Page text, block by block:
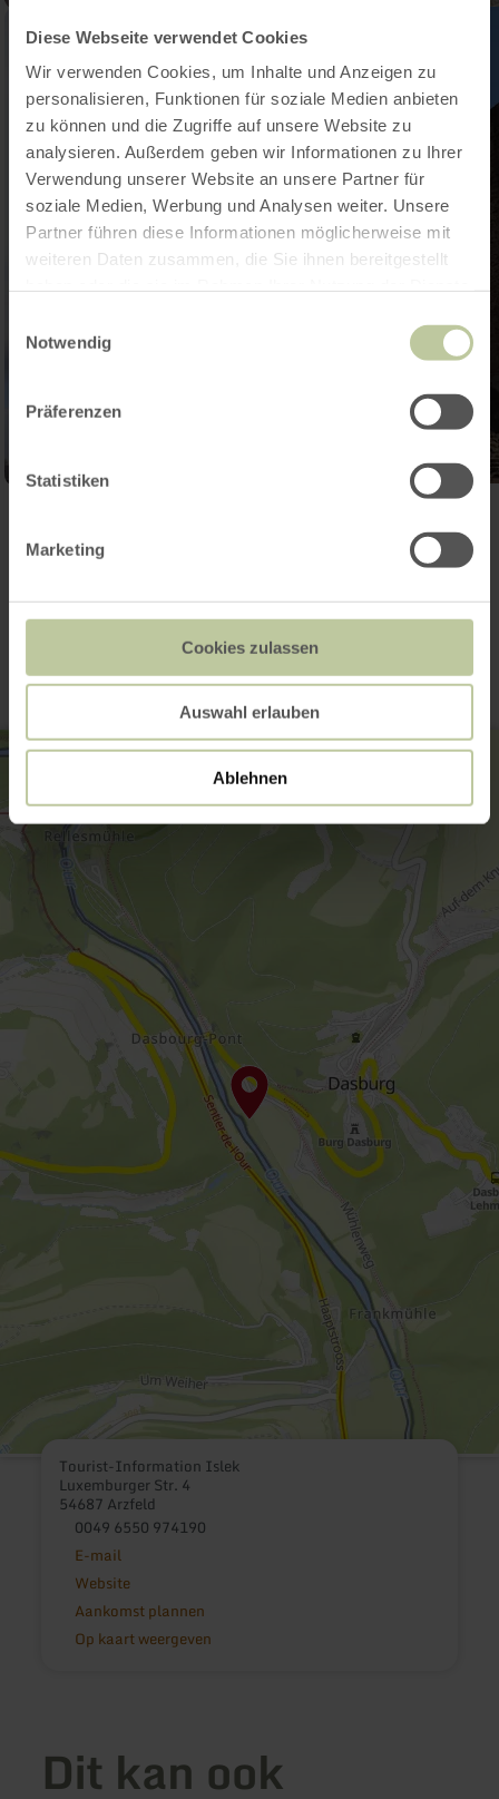
Diese Webseite verwendet Cookies
Wir verwenden Cookies, um Inhalte und Anzeigen zu
personalisieren, Funktionen für soziale Medien anbieten
zu können und die Zugriffe auf unsere Website zu
analysieren. Außerdem geben wir Informationen zu Ihrer
Verwendung unserer Website an unsere Partner für
soziale Medien, Werbung und Analysen weiter. Unsere
Partner führen diese Informationen möglicherweise mit
weiteren Daten zusammen, die Sie ihnen bereitgestellt
Notwendig
Präferenzen
Statistiken
Marketing
Cookies zulassen
Auswahl erlauben
Ablehnen
Contact
Tourist-Information Islek
Luxemburger Str. 4
54687 Arzfeld
0049 6550 974190
E-mail
Website
Aankomst plannen
Op kaart weergeven
Dit kan ook